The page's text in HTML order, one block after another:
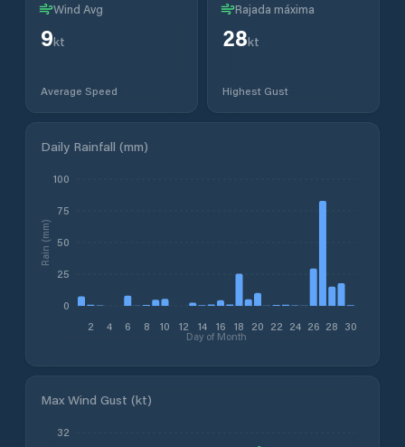
Wind Avg
9kt
Average Speed
Rajada máxima
28kt
Highest Gust
Daily Rainfall (mm)
2 4 6 8 10 12 14 16 18 20 22 24 26 28 30
Day of Month
0
25
50
75
100
Rain (mm)
Max Wind Gust (kt)
32